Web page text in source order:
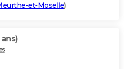
et-Moselle)